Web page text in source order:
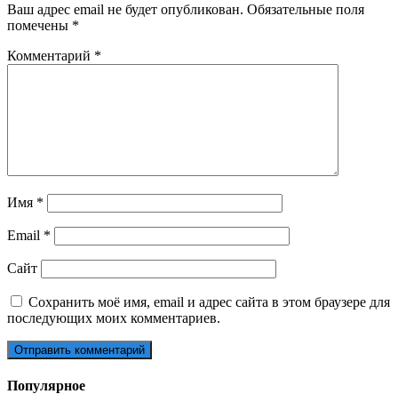
Ваш адрес email не будет опубликован. Обязательные поля
помечены *
Комментарий *
Имя *
Email *
Сайт
Сохранить моё имя, email и адрес сайта в этом браузере для
последующих моих комментариев.
Популярное